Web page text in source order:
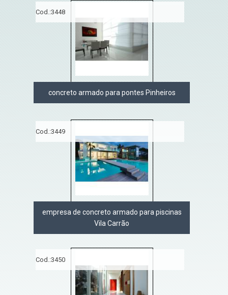
Cod.:3448
concreto armado para pontes Pinheiros
Cod.:3449
empresa de concreto armado para piscinas
Vila Carrão
Cod.:3450